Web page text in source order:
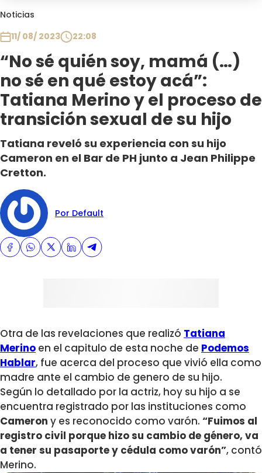
Noticias
11/ 08/ 2023
22:08
“No sé quién soy, mamá (…)
no sé en qué estoy acá”:
Tatiana Merino y el proceso de
transición sexual de su hijo
Tatiana reveló su experiencia con su hijo
Cameron en el Bar de PH junto a Jean Philippe
Cretton.
Por Default
Otra de las revelaciones que realizó Tatiana
Merino en el capitulo de esta noche de Podemos
Hablar, fue acerca del proceso que vivió ella como
madre ante el cambio de genero de su hijo.
Según lo detallado por la actriz, hoy su hijo a se
encuentra registrado por las instituciones como
Cameron y es reconocido como varón. “Fuimos al
registro civil porque hizo su cambio de género, va
a tener su pasaporte y cédula comovarón”, contó
Merino.
Plan Perfecto
El Tiempo
Sabingo
Todos Los Programas